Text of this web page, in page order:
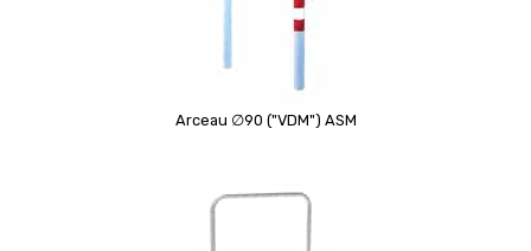
Arceau ∅90 ("VDM") ASM